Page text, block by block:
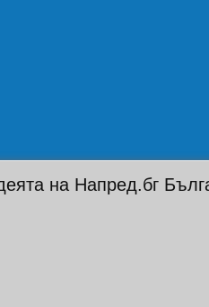
на Напред.бг